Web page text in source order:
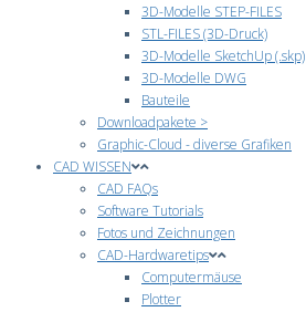
3D-Modelle STEP-FILES
STL-FILES (3D-Druck)
3D-Modelle SketchUp (.skp)
3D-Modelle DWG
Bauteile
Downloadpakete >
Graphic-Cloud - diverse Grafiken
CAD WISSEN
CAD FAQs
Software Tutorials
Fotos und Zeichnungen
CAD-Hardwaretips
Computermäuse
Plotter